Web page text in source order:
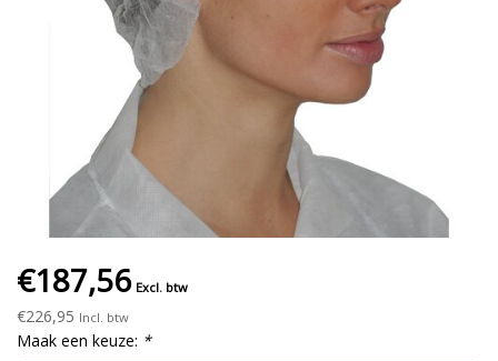
€187,56 Excl. btw
€226,95 Incl. btw
Maak een keuze: *